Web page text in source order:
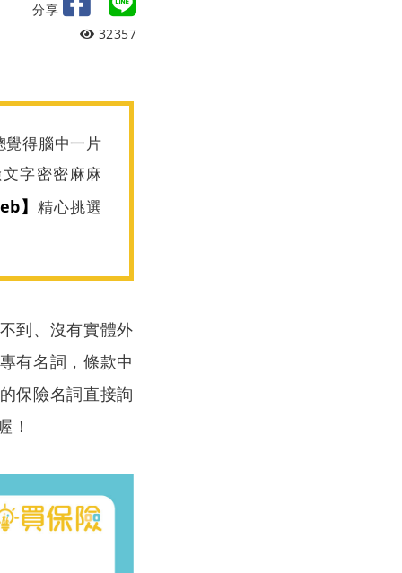
分享
32357
覺得腦中一片
字密密麻麻
】精心挑選
到、沒有實體外
有名詞，條款中
保險名詞直接詢
！